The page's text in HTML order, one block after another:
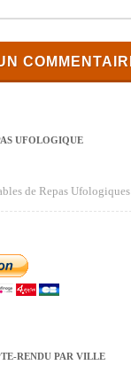
UFOLOGIQUE
de Repas Ufologiques
RENDU PAR VILLE